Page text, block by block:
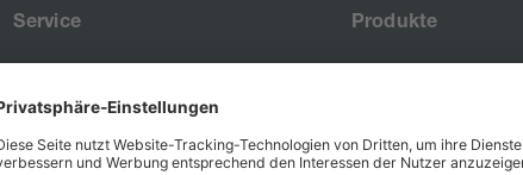
Service
FAQ
Produkte
Lifte